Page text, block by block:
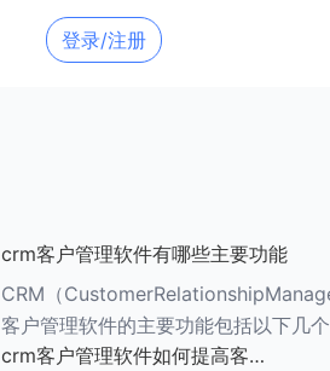
登录/注册
crm客户管理软件有哪些主要功能
CRM（
客户管理软件的主要功能包括以下几
###一、客户信息管理 CRM系统的核心功能是
crm客户管理软件如何提高客户